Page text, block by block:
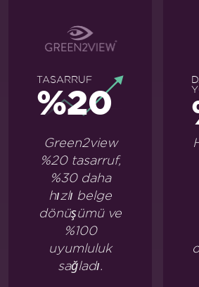
TASARRUF
%20
Green2view
%20 tasarruf,
%30 daha
hızlı belge
dönüşümü ve
%100
uyumluluk
sağladı.